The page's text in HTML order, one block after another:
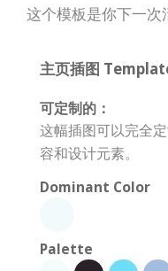
这个模板是你下一次
主页插图
可定制的：
这幅插图可以完全
容和设计元素。
Dominant Color
Palette